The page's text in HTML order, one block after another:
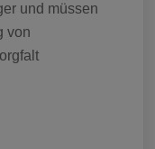
und müssen
von